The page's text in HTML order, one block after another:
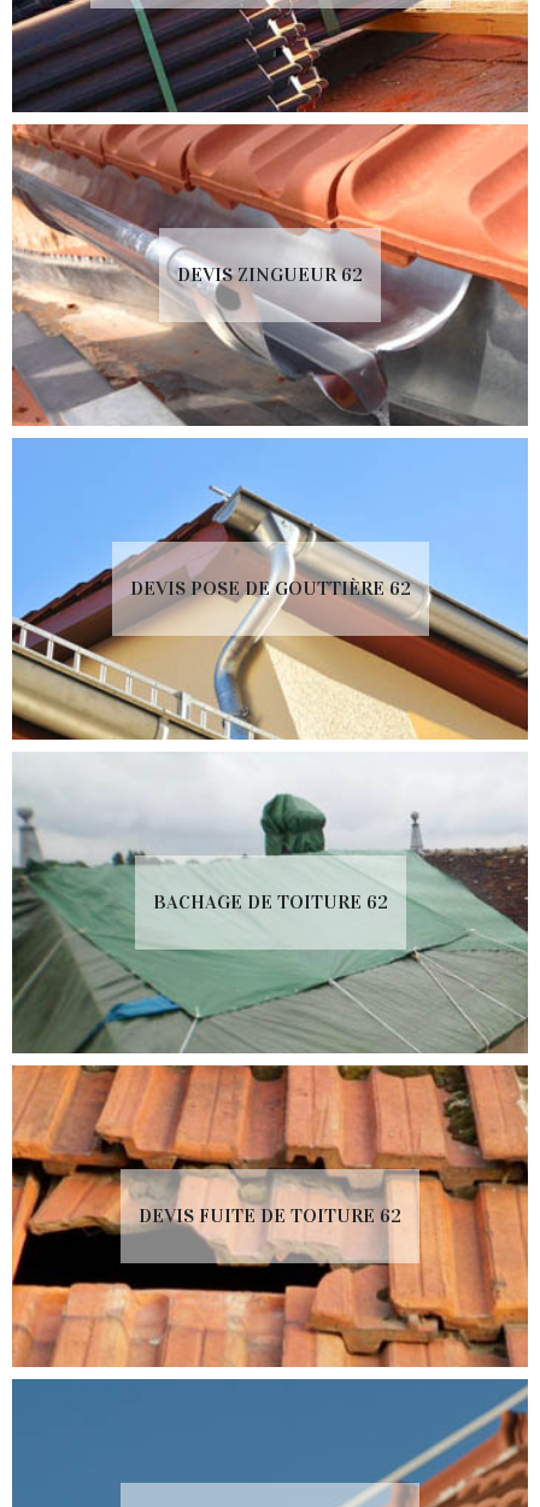
DEVIS ZINGUEUR 62
DEVIS POSE DE GOUTTIÈRE 62
BACHAGE DE TOITURE 62
DEVIS FUITE DE TOITURE 62